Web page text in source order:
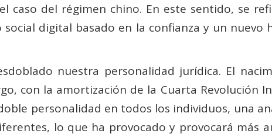
caso del régimen chino. En este sentido, se
digital basado en la confianza y un
nuestra personalidad jurídica. El
con la amortización de la Cuarta Revolución
personalidad en todos los individuos, una
lo que ha provocado y provocará más